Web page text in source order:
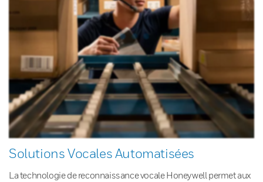
Solutions Vocales Automatisées
La technologie de reconnaissance vocale Honeywell permet aux